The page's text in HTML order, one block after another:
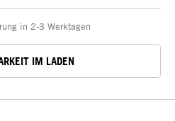
in 2-3 Werktagen
IM LADEN